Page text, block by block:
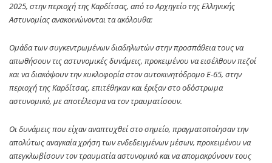
2025, στην περιοχή της Καρδίτσας, από το Αρχηγείο της Ελληνικής
Αστυνομίας ανακοινώνονται τα ακόλουθα:
Ομάδα των συγκεντρωμένων διαδηλωτών στην προσπάθεια τους να
απωθήσουν τις αστυνομικές δυνάμεις, προκειμένου να εισέλθουν πεζοί
και να διακόψουν την κυκλοφορία στον αυτοκινητόδρομο Ε-65, στην
περιοχή της Καρδίτσας, επιτέθηκαν και έριξαν στο οδόστρωμα
αστυνομικό, με αποτέλεσμα να τον τραυματίσουν.
Οι δυνάμεις που είχαν αναπτυχθεί στο σημείο, πραγματοποίησαν την
απολύτως αναγκαία χρήση των ενδεδειγμένων μέσων, προκειμένου να
απεγκλωβίσουν τον τραυματία αστυνομικό και να απομακρύνουν τους